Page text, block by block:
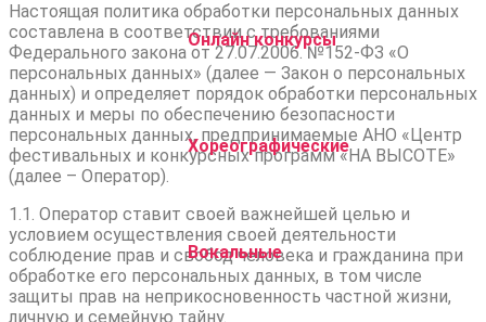
Онлайн конкурсы
Хореографические
Вокальные
Настоящая политика обработки персональных данных
составлена в соответствии с требованиями
Федерального закона от 27.07.2006. №152-ФЗ «О
персональных данных» (далее — Закон о персональных
данных) и определяет порядок обработки персональных
данных и меры по обеспечению безопасности
персональных данных, предпринимаемые АНО «Центр
фестивальных и конкурсных программ «НА ВЫСОТЕ»
(далее – Оператор).
1.1. Оператор ставит своей важнейшей целью и
условием осуществления своей деятельности
соблюдение прав и свобод человека и гражданина при
обработке его персональных данных, в том числе
защиты прав на неприкосновенность частной жизни,
личную и семейную тайну.